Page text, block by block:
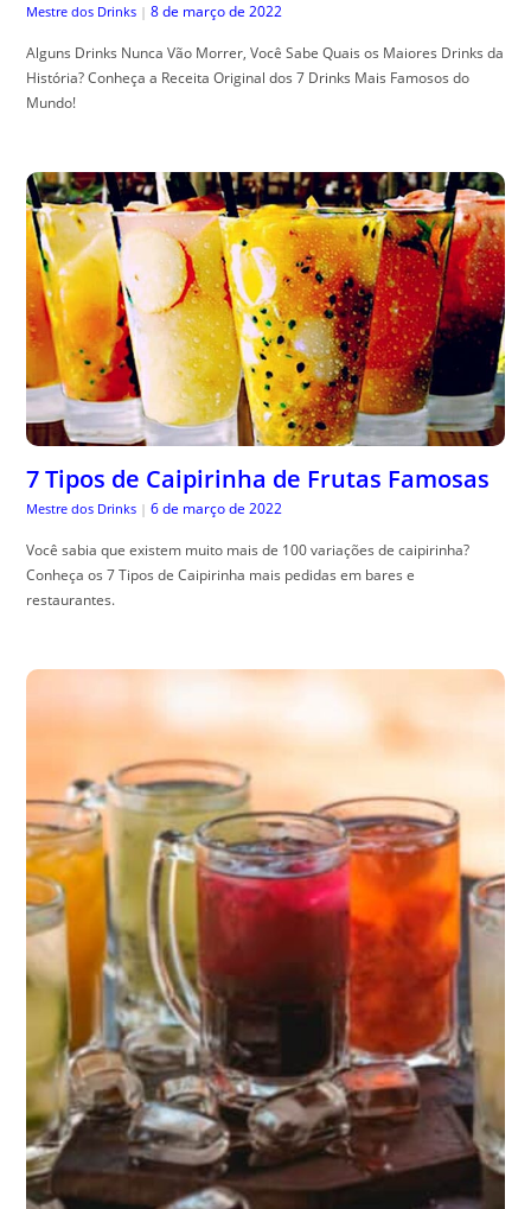
Mestre dos Drinks | 8 de março de 2022
Alguns Drinks Nunca Vão Morrer, Você Sabe Quais os Maiores Drinks da
História? Conheça a Receita Original dos 7 Drinks Mais Famosos do
Mundo!
7 Tipos de Caipirinha de Frutas Famosas
Mestre dos Drinks | 6 de março de 2022
Você sabia que existem muito mais de 100 variações de caipirinha?
Conheça os 7 Tipos de Caipirinha mais pedidas em bares e
restaurantes.